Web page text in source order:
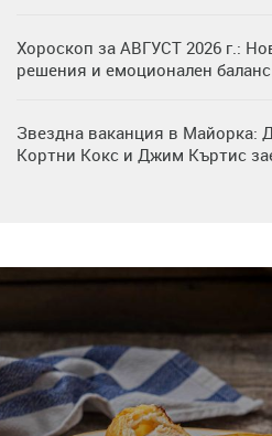
Хороскоп за АВГУСТ 2026 г.:
решения и емоционален баланс
Звездна ваканция в Майорка:
Кортни Кокс и Джим Къртис